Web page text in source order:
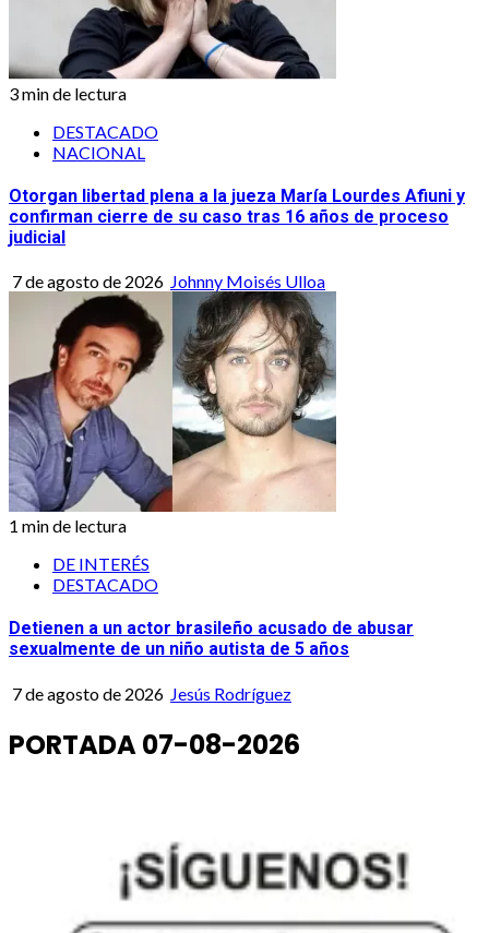
3 min de lectura
DESTACADO
NACIONAL
Otorgan libertad plena a la jueza María Lourdes Afiuni y
confirman cierre de su caso tras 16 años de proceso
judicial
7 de agosto de 2026 Johnny Moisés Ulloa
1 min de lectura
DE INTERÉS
DESTACADO
Detienen a un actor brasileño acusado de abusar
sexualmente de un niño autista de 5 años
7 de agosto de 2026 Jesús Rodríguez
PORTADA 07-08-2026